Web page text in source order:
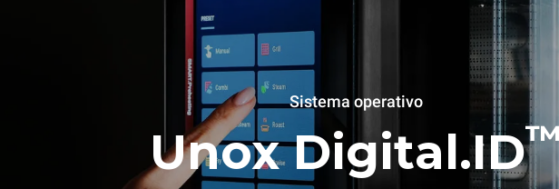
Sistema operativo
Unox Digital.ID